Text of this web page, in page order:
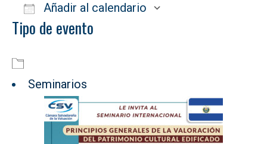
Añadir al calendario
Descargar ICS
Tipo de evento
Seminarios